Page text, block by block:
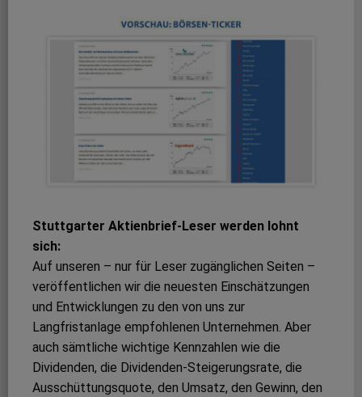
Stuttgarter Aktienbrief-Leser werden lohnt
sich:
Auf unseren – nur für Leser zugänglichen Seiten –
veröffentlichen wir die neuesten Einschätzungen
und Entwicklungen zu den von uns zur
Langfristanlage empfohlenen Unternehmen. Aber
auch sämtliche wichtige Kennzahlen wie die
Dividenden, die Dividenden-Steigerungsrate, die
Ausschüttungsquote, den Umsatz, den Gewinn, den